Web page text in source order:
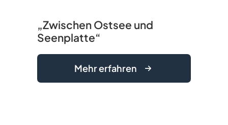
„Zwischen Ostsee und
Seenplatte“
Mehr erfahren